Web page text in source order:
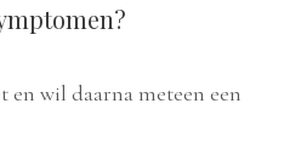
en wil daarna meteen een